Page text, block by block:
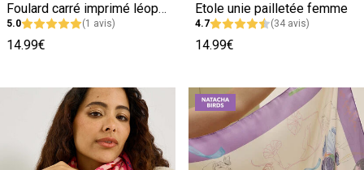
Foulard carré imprimé léopard femme
5.0 (1 avis)
14.99€
Etole unie pailletée femme
4.7 (34 avis)
14.99€